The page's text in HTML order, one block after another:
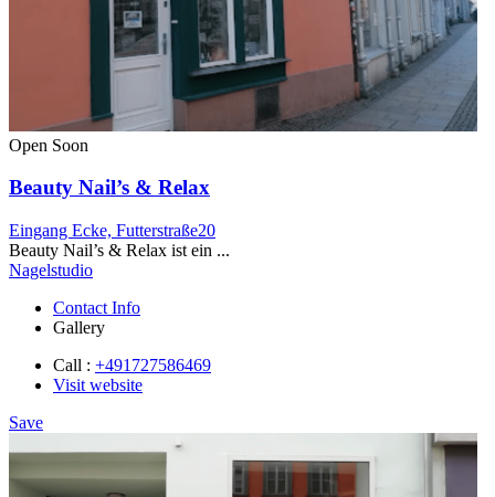
Open Soon
Beauty Nail’s & Relax
Eingang Ecke, Futterstraße20
Beauty Nail’s & Relax ist ein ...
Nagelstudio
Contact Info
Gallery
Call : +491727586469
Visit website
Save